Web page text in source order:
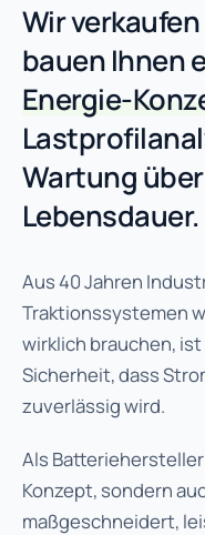
Wir
bauen Ihnen
Energie-
Wartung
Lebensdauer.
Aus 40 Jahren
Traktionssystemen
wirklich brauchen,
Sicherheit, dass
zuverlässig wird.
Als
Konzept, sondern
maßgeschneidert,